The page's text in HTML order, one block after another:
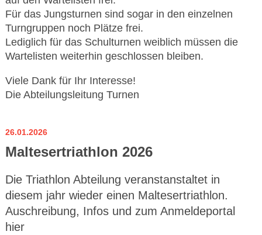
Für das Jungsturnen sind sogar in den einzelnen
Turngruppen noch Plätze frei.
Lediglich für das Schulturnen weiblich müssen die
Wartelisten weiterhin geschlossen bleiben.
Viele Dank für Ihr Interesse!
Die Abteilungsleitung Turnen
26.01.2026
Maltesertriathlon 2026
Die Triathlon Abteilung veranstanstaltet in
diesem jahr wieder einen Maltesertriathlon.
Auschreibung, Infos und zum Anmeldeportal
hier